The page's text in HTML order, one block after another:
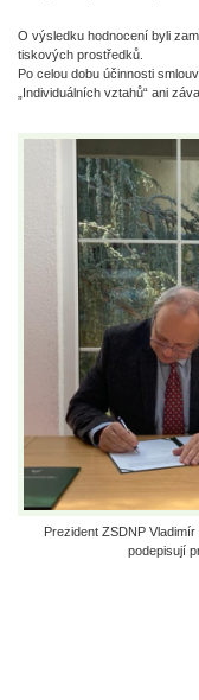
O výsledku hodnocení byli
tiskových prostředků.
Po celou dobu účinnosti
„Individuálních vztahů“ ani
Prezident ZSDNP
podepisují